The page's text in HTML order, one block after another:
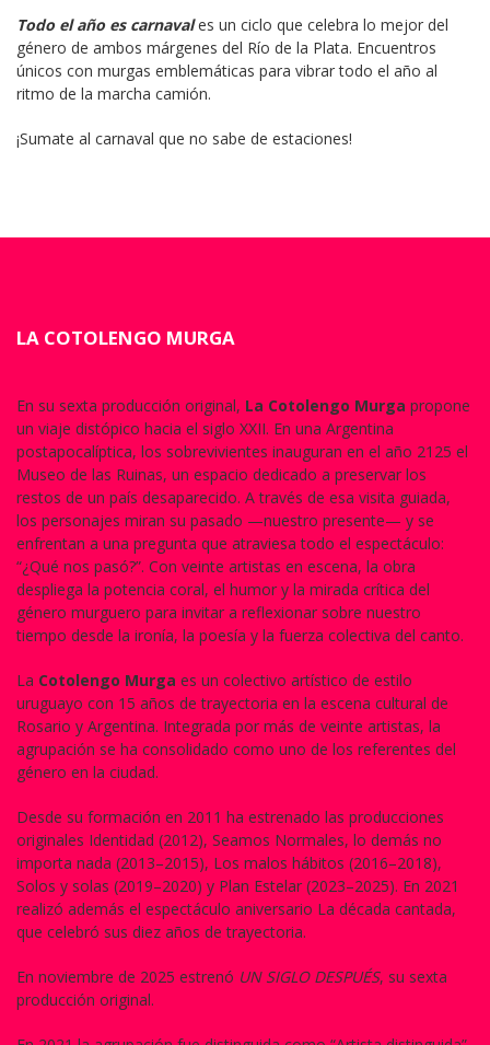
Todo el año es carnaval es un ciclo que celebra lo mejor del
género de ambos márgenes del Río de la Plata. Encuentros
únicos con murgas emblemáticas para vibrar todo el año al
ritmo de la marcha camión.
¡Sumate al carnaval que no sabe de estaciones!
LA COTOLENGO MURGA
En su sexta producción original, La Cotolengo Murga propone
un viaje distópico hacia el siglo XXII. En una Argentina
postapocalíptica, los sobrevivientes inauguran en el año 2125 el
Museo de las Ruinas, un espacio dedicado a preservar los
restos de un país desaparecido. A través de esa visita guiada,
los personajes miran su pasado —nuestro presente— y se
enfrentan a una pregunta que atraviesa todo el espectáculo:
“¿Qué nos pasó?”. Con veinte artistas en escena, la obra
despliega la potencia coral, el humor y la mirada crítica del
género murguero para invitar a reflexionar sobre nuestro
tiempo desde la ironía, la poesía y la fuerza colectiva del canto.
La Cotolengo Murga es un colectivo artístico de estilo
uruguayo con 15 años de trayectoria en la escena cultural de
Rosario y Argentina. Integrada por más de veinte artistas, la
agrupación se ha consolidado como uno de los referentes del
género en la ciudad.
Desde su formación en 2011 ha estrenado las producciones
originales Identidad (2012), Seamos Normales, lo demás no
importa nada (2013–2015), Los malos hábitos (2016–2018),
Solos y solas (2019–2020) y Plan Estelar (2023–2025). En 2021
realizó además el espectáculo aniversario La década cantada,
que celebró sus diez años de trayectoria.
En noviembre de 2025 estrenó UN SIGLO DESPUÉS, su sexta
producción original.